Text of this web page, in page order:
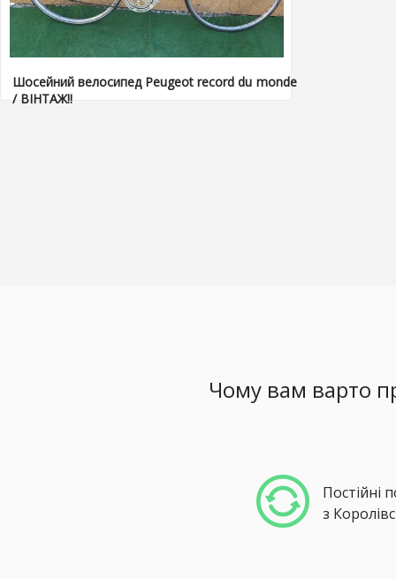
Шосейний велосипед Peugeot record du monde
/ ВІНТАЖ!!
Чому вам варто
Постійні
з